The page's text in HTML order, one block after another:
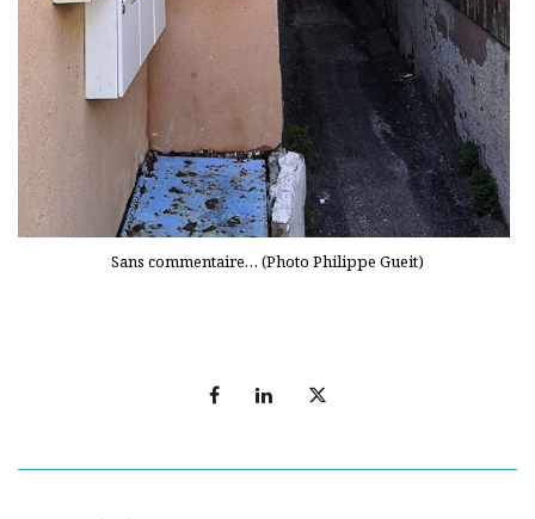
Sans commentaire… (Photo Philippe Gueit)